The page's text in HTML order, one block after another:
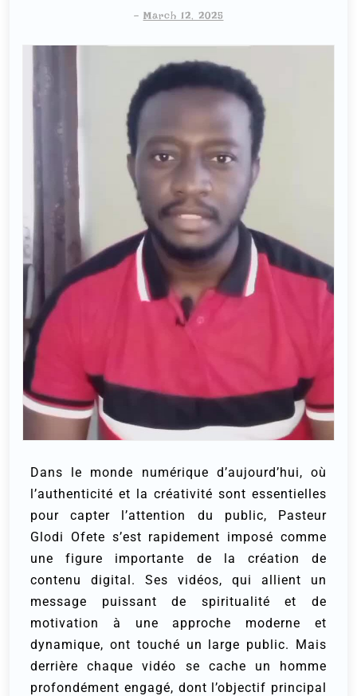
- March 12, 2025
Dans le monde numérique d’aujourd’hui, où
l’authenticité et la créativité sont essentielles
pour capter l’attention du public, Pasteur
Glodi Ofete s’est rapidement imposé comme
une figure importante de la création de
contenu digital. Ses vidéos, qui allient un
message puissant de spiritualité et de
motivation à une approche moderne et
dynamique, ont touché un large public. Mais
derrière chaque vidéo se cache un homme
profondément engagé, dont l’objectif principal